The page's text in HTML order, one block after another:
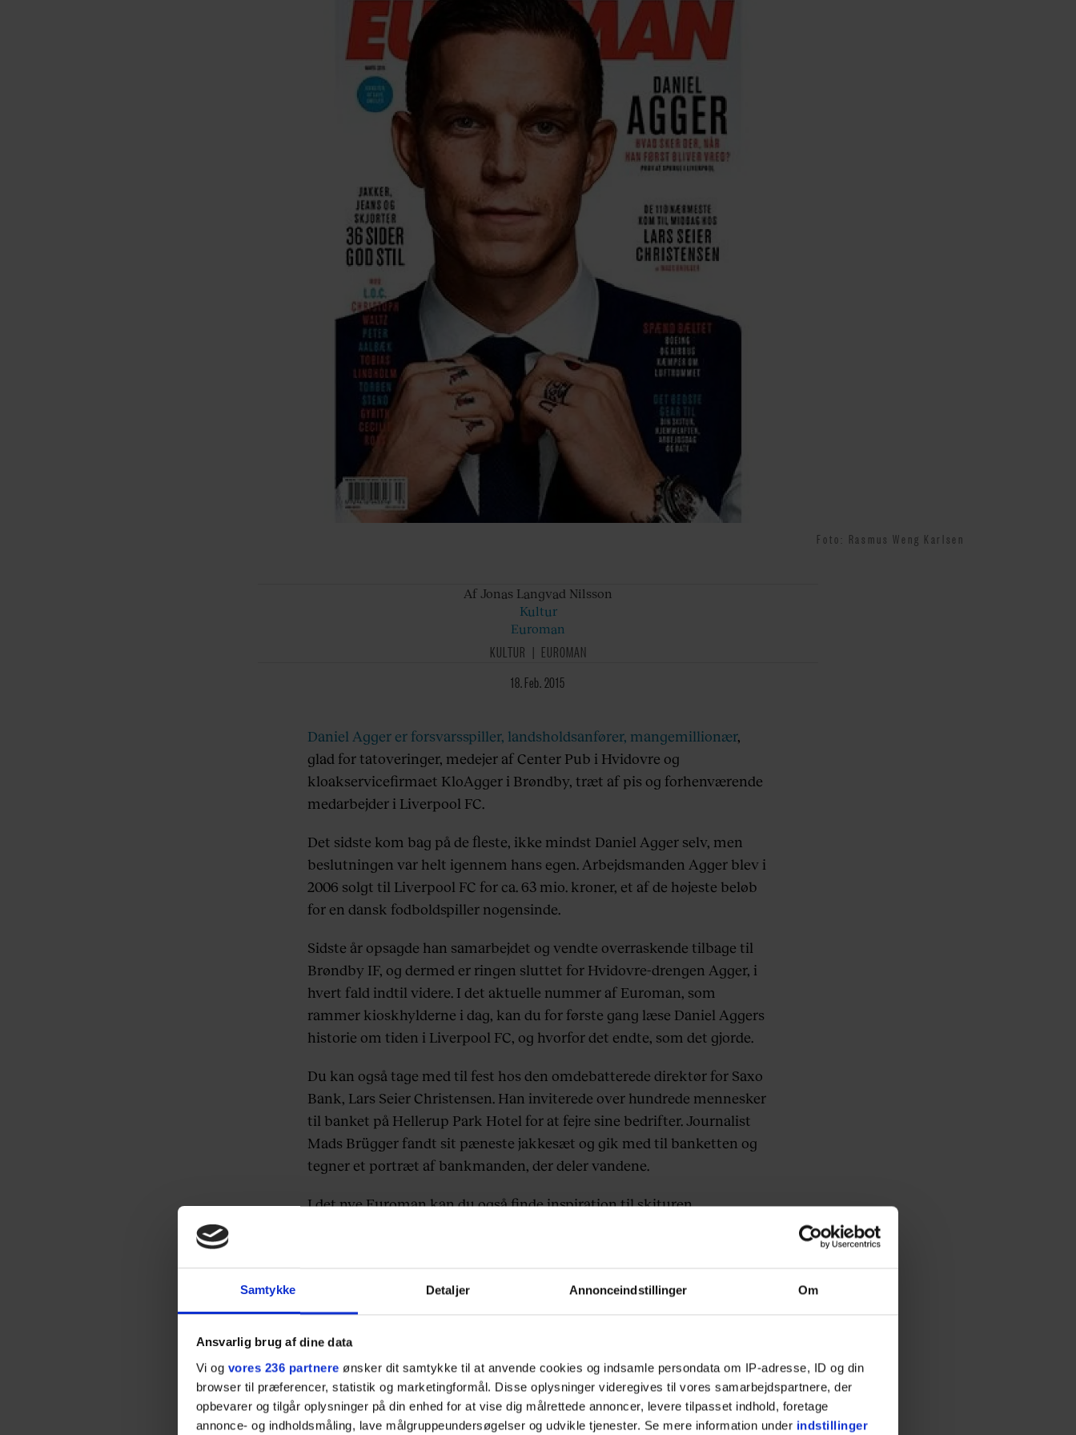
Samtykke Detaljer Annonceindstillinger Om
Ansvarlig brug af dine data
Vi og vores 236 partnere ønsker dit samtykke til at anvende cookies og indsamle persondata om IP-adresse, ID og din
browser til præferencer, statistik og marketingformål. Disse oplysninger videregives til vores samarbejdspartnere, der
opbevarer og tilgår oplysninger på din enhed for at vise dig målrettede annoncer, levere tilpasset indhold, foretage
annonce- og indholdsmåling, lave målgruppeundersøgelser og udvikle tjenester. Se mere information under indstillinger
Foto: Rasmus Weng Karlsen
Af Jonas Langvad Nilsson
Kultur
Euroman
KULTUR
EUROMAN
18. Feb. 2015
Daniel Agger er forsvarsspiller, landsholdsanfører, mangemillionær,
glad for tatoveringer, medejer af Center Pub i Hvidovre og
kloakservicefirmaet KloAgger i Brøndby, træt af pis og forhenværende
medarbejder i Liverpool FC.
Det sidste kom bag på de fleste, ikke mindst Daniel Agger selv, men
beslutningen var helt igennem hans egen. Arbejdsmanden Agger blev i
2006 solgt til Liverpool FC for ca. 63 mio. kroner, et af de højeste beløb
for en dansk fodboldspiller nogensinde.
Sidste år opsagde han samarbejdet og vendte overraskende tilbage til
Brøndby IF, og dermed er ringen sluttet for Hvidovre-drengen Agger, i
hvert fald indtil videre. I det aktuelle nummer af Euroman, som
rammer kioskhylderne i dag, kan du for første gang læse Daniel Aggers
historie om tiden i Liverpool FC, og hvorfor det endte, som det gjorde.
Du kan også tage med til fest hos den omdebatterede direktør for Saxo
Bank, Lars Seier Christensen. Han inviterede over hundrede mennesker
til banket på Hellerup Park Hotel for at fejre sine bedrifter. Journalist
Mads Brügger fandt sit pæneste jakkesæt og gik med til banketten og
tegner et portræt af bankmanden, der deler vandene.
I det nye Euroman kan du også finde inspiration til skituren,
på P3. Hun fortæller, hvad hun har lært om mænd, og det er ikke så lidt.
Hun var 14 år og til halbal i Jylland, da hun blev antastet af en fyr, der
virkeligheden er verdens bedste scorereplik.
Læs interviewet med hende, og hils også på folk som Tobias Lindholm,